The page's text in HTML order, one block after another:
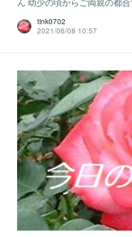
tink0702
2021/06/08 10:57